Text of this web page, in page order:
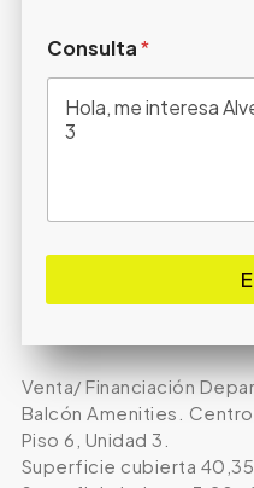
Consulta*
Venta/ Financiación
Balcón Amenities. Centro
Piso 6, Unidad 3.
Superficie cubierta